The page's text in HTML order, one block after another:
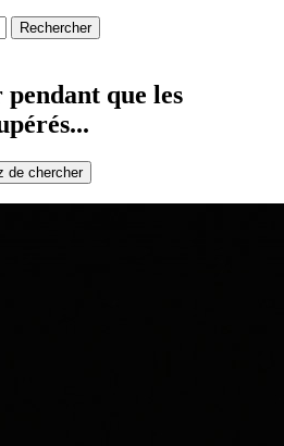
que les
de chercher